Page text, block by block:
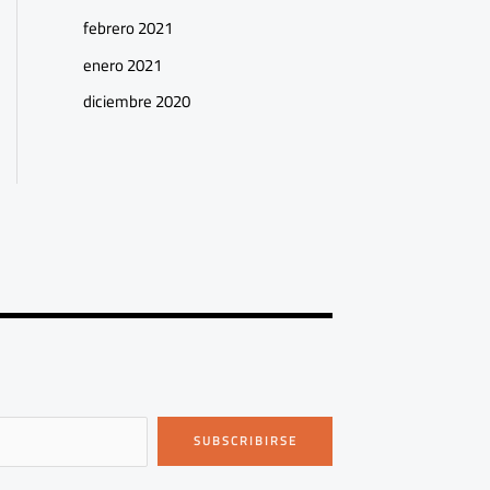
febrero 2021
enero 2021
diciembre 2020
SUBSCRIBIRSE